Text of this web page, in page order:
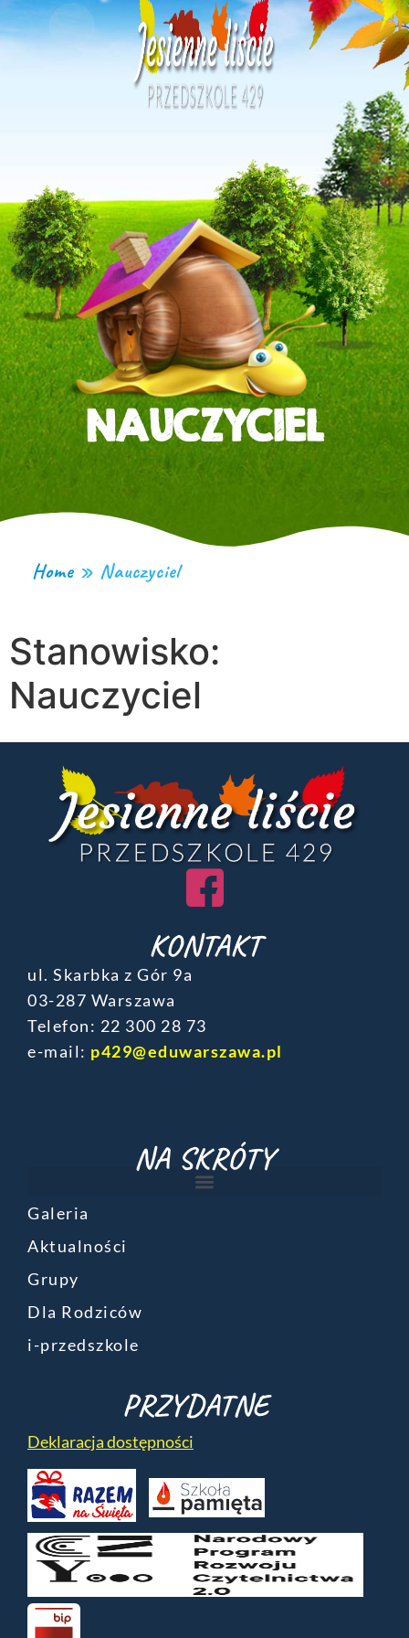
NAUCZYCIEL
Home» Nauczyciel
Stanowisko:
Nauczyciel
KONTAKT
ul. Skarbka z Gór 9a
03-287 Warszawa
Telefon: ‎22 300 28 73
e-mail: p429@eduwarszawa.pl
NA SKRÓTY
Galeria
Aktualności
Grupy
Dla Rodziców
i-przedszkole
PRZYDATNE
Deklaracja dostępności